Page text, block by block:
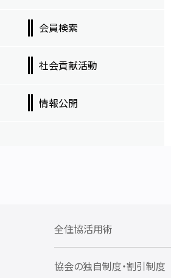
会員検索
社会貢献活動
情報公開
全住協活用術
協会の独自制度・割引制度